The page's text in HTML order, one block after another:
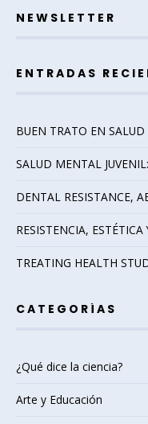
NEWSLETTER
ENTRADAS
BUEN TRATO EN SALUD
SALUD MENTAL
DENTAL RESISTANCE,
RESISTENCIA,
TREATING HEALTH
CATEGORÍAS
¿Qué dice la ciencia?
Arte y Educación